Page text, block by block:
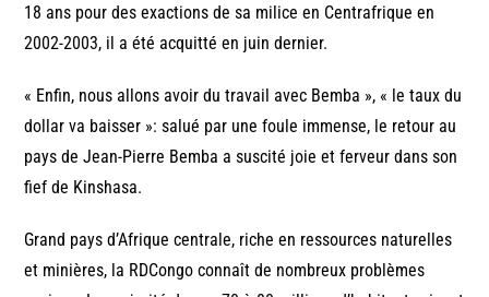
18 ans pour des exactions de sa milice en Centrafrique en
2002-2003, il a été acquitté en juin dernier.
« Enfin, nous allons avoir du travail avec Bemba », « le taux du
dollar va baisser »: salué par une foule immense, le retour au
pays de Jean-Pierre Bemba a suscité joie et ferveur dans son
fief de Kinshasa.
Grand pays d’Afrique centrale, riche en ressources naturelles
et minières, la RDCongo connaît de nombreux problèmes